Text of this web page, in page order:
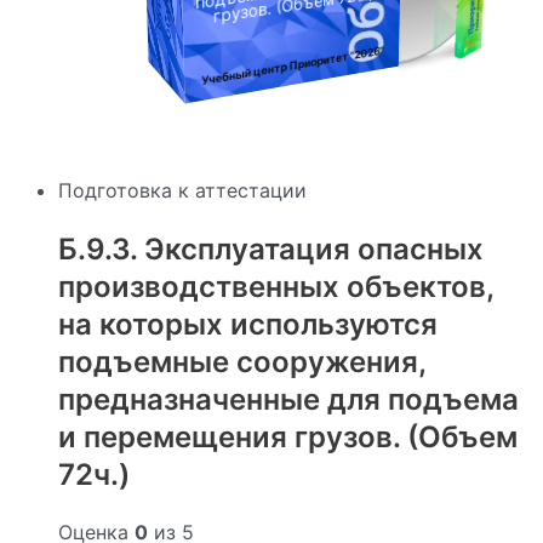
Учебный центр Приоритет"2026"
Подготовка к аттестации
Б.9.3. Эксплуатация опасных
производственных объектов,
на которых используются
подъемные сооружения,
предназначенные для подъема
и перемещения грузов. (Объем
72ч.)
Оценка 0 из 5